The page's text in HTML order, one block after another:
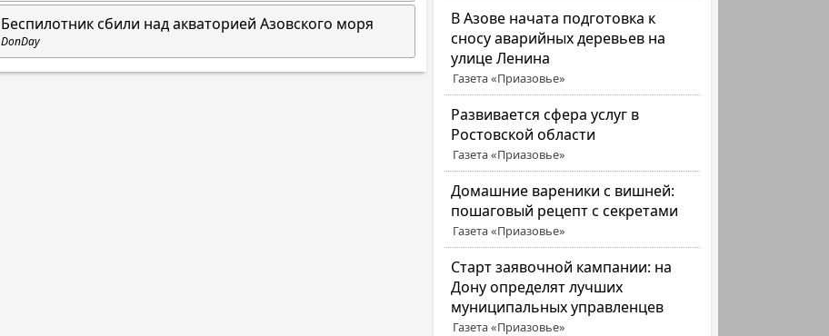
В Азове начата подготовка к
сносу аварийных деревьев на
улице Ленина
Газета «Приазовье»
Развивается сфера услуг в
Ростовской области
Газета «Приазовье»
Домашние вареники с вишней:
пошаговый рецепт с секретами
Газета «Приазовье»
Старт заявочной кампании: на
Дону определят лучших
муниципальных управленцев
Газета «Приазовье»
Беспилотник сбили над акваторией Азовского моря
DonDay